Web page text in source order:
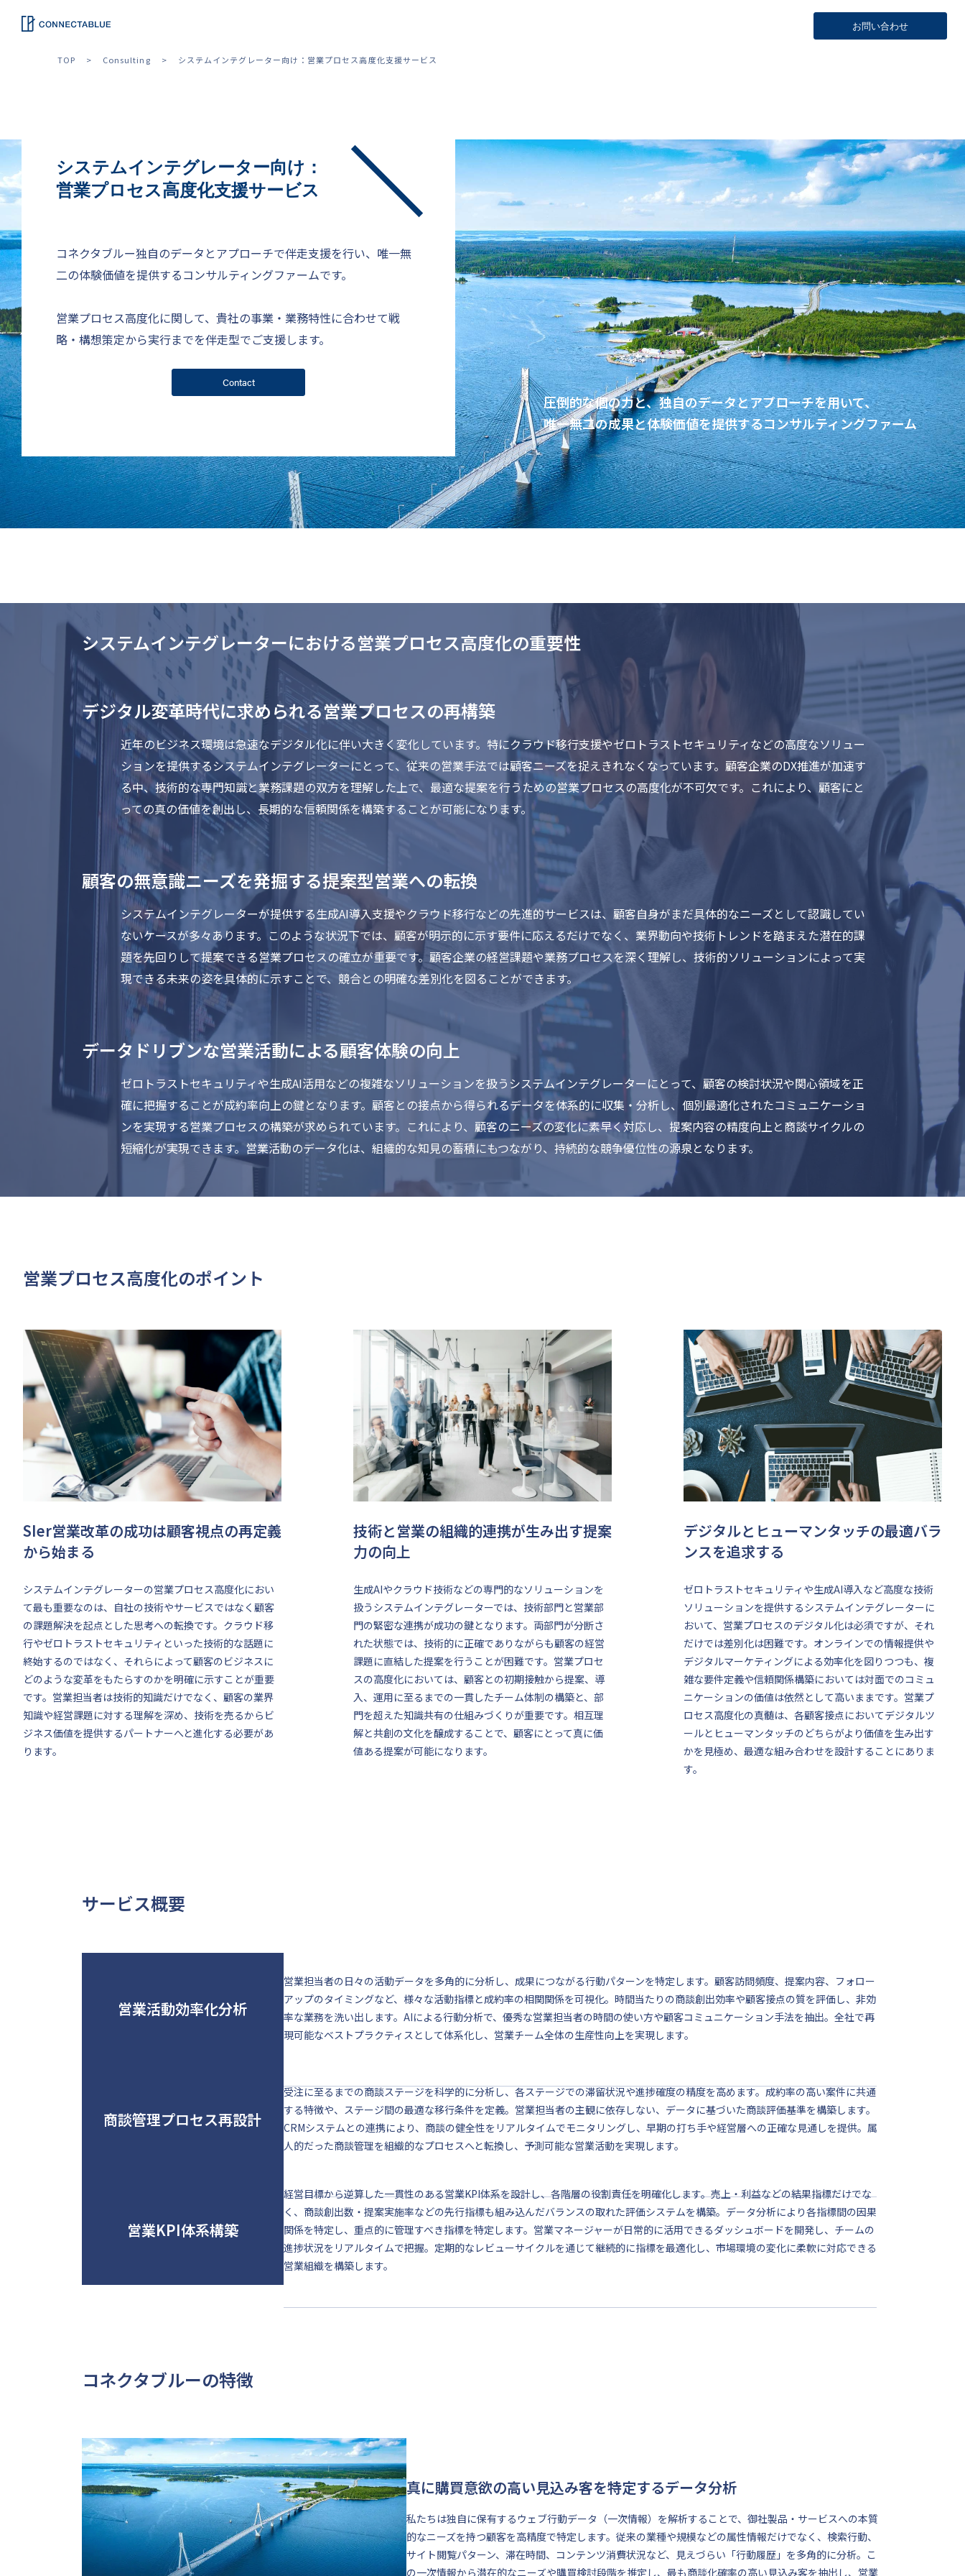
お問い合わせ
TOP Consulting システムインテグレーター向け：営業プロセス高度化支援サービス
システムインテグレーター向け：
営業プロセス高度化支援サービス
コネクタブルー独自のデータとアプローチで伴走支援を行い、唯一無
二の体験価値を提供するコンサルティングファームです。
営業プロセス高度化に関して、貴社の事業・業務特性に合わせて戦
略・構想策定から実行までを伴走型でご支援します。
Contact
圧倒的な個の力と、独自のデータとアプローチを用いて、
唯一無二の成果と体験価値を提供するコンサルティングファーム
システムインテグレーターにおける営業プロセス高度化の重要性
デジタル変革時代に求められる営業プロセスの再構築
近年のビジネス環境は急速なデジタル化に伴い大きく変化しています。特にクラウド移行支援やゼロトラストセキュリティなどの高度なソリュー
ションを提供するシステムインテグレーターにとって、従来の営業手法では顧客ニーズを捉えきれなくなっています。顧客企業のDX推進が加速す
る中、技術的な専門知識と業務課題の双方を理解した上で、最適な提案を行うための営業プロセスの高度化が不可欠です。これにより、顧客にと
っての真の価値を創出し、長期的な信頼関係を構築することが可能になります。
顧客の無意識ニーズを発掘する提案型営業への転換
システムインテグレーターが提供する生成AI導入支援やクラウド移行などの先進的サービスは、顧客自身がまだ具体的なニーズとして認識してい
ないケースが多々あります。このような状況下では、顧客が明示的に示す要件に応えるだけでなく、業界動向や技術トレンドを踏まえた潜在的課
題を先回りして提案できる営業プロセスの確立が重要です。顧客企業の経営課題や業務プロセスを深く理解し、技術的ソリューションによって実
現できる未来の姿を具体的に示すことで、競合との明確な差別化を図ることができます。
データドリブンな営業活動による顧客体験の向上
ゼロトラストセキュリティや生成AI活用などの複雑なソリューションを扱うシステムインテグレーターにとって、顧客の検討状況や関心領域を正
確に把握することが成約率向上の鍵となります。顧客との接点から得られるデータを体系的に収集・分析し、個別最適化されたコミュニケーショ
ンを実現する営業プロセスの構築が求められています。これにより、顧客のニーズの変化に素早く対応し、提案内容の精度向上と商談サイクルの
短縮化が実現できます。営業活動のデータ化は、組織的な知見の蓄積にもつながり、持続的な競争優位性の源泉となります。
営業プロセス高度化のポイント
SIer営業改革の成功は顧客視点の再定義
から始まる
システムインテグレーターの営業プロセス高度化におい
て最も重要なのは、自社の技術やサービスではなく顧客
の課題解決を起点とした思考への転換です。クラウド移
行やゼロトラストセキュリティといった技術的な話題に
終始するのではなく、それらによって顧客のビジネスに
どのような変革をもたらすのかを明確に示すことが重要
です。営業担当者は技術的知識だけでなく、顧客の業界
知識や経営課題に対する理解を深め、技術を売るからビ
ジネス価値を提供するパートナーへと進化する必要があ
ります。
技術と営業の組織的連携が生み出す提案
力の向上
生成AIやクラウド技術などの専門的なソリューションを
扱うシステムインテグレーターでは、技術部門と営業部
門の緊密な連携が成功の鍵となります。両部門が分断さ
れた状態では、技術的に正確でありながらも顧客の経営
課題に直結した提案を行うことが困難です。営業プロセ
スの高度化においては、顧客との初期接触から提案、導
入、運用に至るまでの一貫したチーム体制の構築と、部
門を超えた知識共有の仕組みづくりが重要です。相互理
解と共創の文化を醸成することで、顧客にとって真に価
値ある提案が可能になります。
デジタルとヒューマンタッチの最適バラ
ンスを追求する
ゼロトラストセキュリティや生成AI導入など高度な技術
ソリューションを提供するシステムインテグレーターに
おいて、営業プロセスのデジタル化は必須ですが、それ
だけでは差別化は困難です。オンラインでの情報提供や
デジタルマーケティングによる効率化を図りつつも、複
雑な要件定義や信頼関係構築においては対面でのコミュ
ニケーションの価値は依然として高いままです。営業プ
ロセス高度化の真髄は、各顧客接点においてデジタルツ
ールとヒューマンタッチのどちらがより価値を生み出す
かを見極め、最適な組み合わせを設計することにありま
す。
サービス概要
営業活動効率化分析
営業担当者の日々の活動データを多角的に分析し、成果につながる行動パターンを特定します。顧客訪問頻度、提案内容、フォロー
アップのタイミングなど、様々な活動指標と成約率の相関関係を可視化。時間当たりの商談創出効率や顧客接点の質を評価し、非効
率な業務を洗い出します。AIによる行動分析で、優秀な営業担当者の時間の使い方や顧客コミュニケーション手法を抽出。全社で再
現可能なベストプラクティスとして体系化し、営業チーム全体の生産性向上を実現します。
商談管理プロセス再設計
受注に至るまでの商談ステージを科学的に分析し、各ステージでの滞留状況や進捗確度の精度を高めます。成約率の高い案件に共通
する特徴や、ステージ間の最適な移行条件を定義。営業担当者の主観に依存しない、データに基づいた商談評価基準を構築します。
CRMシステムとの連携により、商談の健全性をリアルタイムでモニタリングし、早期の打ち手や経営層への正確な見通しを提供。属
人的だった商談管理を組織的なプロセスへと転換し、予測可能な営業活動を実現します。
営業KPI体系構築
経営目標から逆算した一貫性のある営業KPI体系を設計し、各階層の役割責任を明確化します。売上・利益などの結果指標だけでな
く、商談創出数・提案実施率などの先行指標も組み込んだバランスの取れた評価システムを構築。データ分析により各指標間の因果
関係を特定し、重点的に管理すべき指標を特定します。営業マネージャーが日常的に活用できるダッシュボードを開発し、チームの
進捗状況をリアルタイムで把握。定期的なレビューサイクルを通じて継続的に指標を最適化し、市場環境の変化に柔軟に対応できる
営業組織を構築します。
コネクタブルーの特徴
真に購買意欲の高い見込み客を特定するデータ分析
私たちは独自に保有するウェブ行動データ（一次情報）を解析することで、御社製品・サービスへの本質
的なニーズを持つ顧客を高精度で特定します。従来の業種や規模などの属性情報だけでなく、検索行動、
サイト閲覧パターン、滞在時間、コンテンツ消費状況など、見えづらい「行動履歴」を多角的に分析。こ
の一次情報から潜在的なニーズや購買検討段階を推定し、最も商談化確率の高い見込み客を抽出し、営業